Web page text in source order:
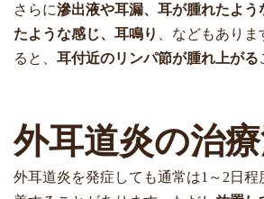
さらに滲出液や耳漏、耳が腫れたよう
たような感じ、耳鳴り
、などもあり
ると、 耳付近のリンパ節が腫れ上がる
外耳道炎の治
外耳道炎を発症しても通常は1 ～ 2 日程